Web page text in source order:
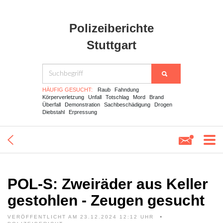
Polizeiberichte
Stuttgart
HÄUFIG GESUCHT: Raub
Fahndung
Körperverletzung
Unfall Totschlag Mord
Brand
Überfall
Demonstration Sachbeschädigung
Drogen
Diebstahl
Erpressung
POL-S: Zweiräder aus Keller
gestohlen - Zeugen gesucht
VERÖFFENTLICHT AM 23.12.2024 12:12 UHR